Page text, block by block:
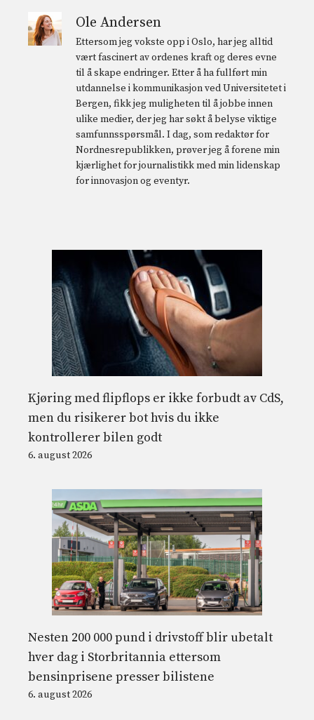
Ole Andersen
Ettersom jeg vokste opp i Oslo, har jeg alltid
vært fascinert av ordenes kraft og deres evne
til å skape endringer. Etter å ha fullført min
utdannelse i kommunikasjon ved Universitetet i
Bergen, fikk jeg muligheten til å jobbe innen
ulike medier, der jeg har søkt å belyse viktige
samfunnsspørsmål. I dag, som redaktør for
Nordnesrepublikken, prøver jeg å forene min
kjærlighet for journalistikk med min lidenskap
for innovasjon og eventyr.
Kjøring med flipflops er ikke forbudt av CdS,
men du risikerer bot hvis du ikke
kontrollerer bilen godt
6. august 2026
Nesten 200 000 pund i drivstoff blir ubetalt
hver dag i Storbritannia ettersom
bensinprisene presser bilistene
6. august 2026